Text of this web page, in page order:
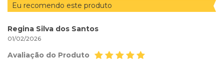
Eu recomendo este produto
Regina Silva dos Santos
01/02/2026
Avaliação do Produto